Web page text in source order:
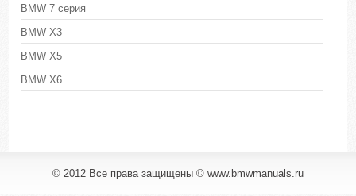
BMW 7 серия
BMW X3
BMW X5
BMW X6
© 2012 Все права защищены © www.bmwmanuals.ru